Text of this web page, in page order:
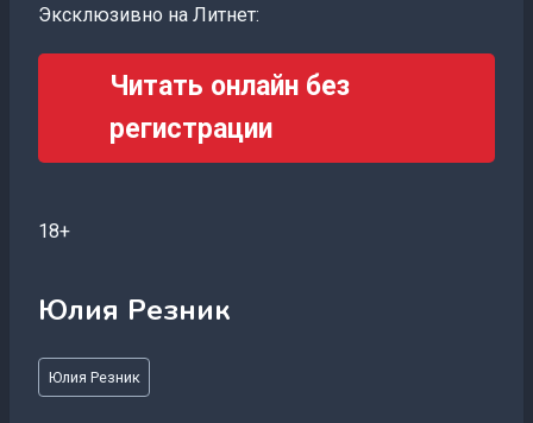
Эксклюзивно на Литнет:
Читать онлайн без
регистрации
18+
Юлия Резник
Метки
записи:
Юлия Резник